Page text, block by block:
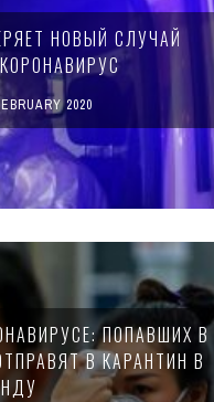
НОВЫЙ СЛУЧАЙ
2020
ПОПАВШИХ В
В КАРАНТИН В